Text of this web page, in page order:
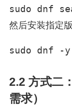
sudo dnf
然后安装指定
sudo dnf -
2.2 方式二
需求）